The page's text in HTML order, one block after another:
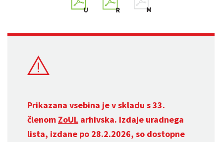
Prikazana vsebina je v skladu s 33.
členom ZoUL arhivska. Izdaje uradnega
lista, izdane po 28.2.2026, so dostopne